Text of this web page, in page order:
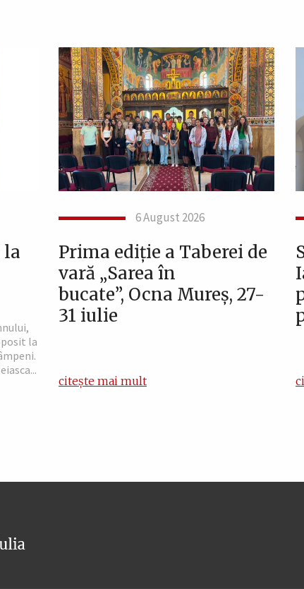
la
la
6 August 2026
Prima ediție a Taberei de
vară „Sarea în
bucate”, Ocna Mureș, 27-
31 iulie
citește mai mult